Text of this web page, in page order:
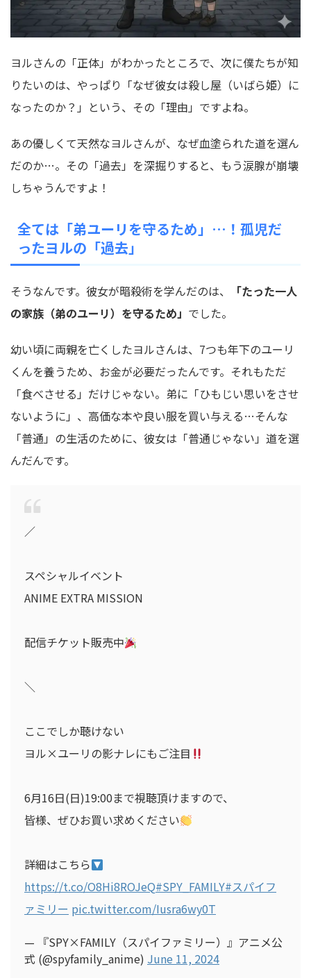
ヨルさんの「正体」がわかったところで、次に僕たちが知
りたいのは、やっぱり「なぜ彼女は殺し屋（いばら姫）に
なったのか？」という、その「理由」ですよね。
あの優しくて天然なヨルさんが、なぜ血塗られた道を選ん
だのか…。その「過去」を深掘りすると、もう涙腺が崩壊
しちゃうんですよ！
全ては「弟ユーリを守るため」…！孤児だ
ったヨルの「過去」
そうなんです。彼女が暗殺術を学んだのは、
「たった一人
の家族（弟のユーリ）を守るため」 でした。
幼い頃に両親を亡くしたヨルさんは、7つも年下のユーリ
くんを養うため、お金が必要だったんです。それもただ
「食べさせる」だけじゃない。弟に「ひもじい思いをさせ
ないように」、高価な本や良い服を買い与える…そんな
「普通」の生活のために、彼女は「普通じゃない」道を選
んだんです。
／
スペシャルイベント
ANIME EXTRA MISSION
配信チケット販売中
＼
ここでしか聴けない
ヨル×ユーリの影ナレにもご注目
6月16日(日)19:00まで視聴頂けますので、
皆様、ぜひお買い求めください
詳細はこちら
https://t.co/O8Hi8ROJeQ#SPY_FAMILY#スパイフ
ァミリー pic.twitter.com/Iusra6wy0T
— 『SPY×FAMILY（スパイファミリー）』アニメ公
式 (@spyfamily_anime) June 11, 2024